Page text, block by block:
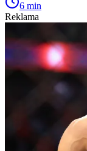
6 min
Reklama